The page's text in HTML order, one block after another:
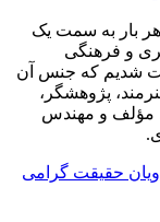
هر بار به سمت یک
و فرهنگی
شدیم که جنس آن
پژوهشگر،
مؤلف و مهندس